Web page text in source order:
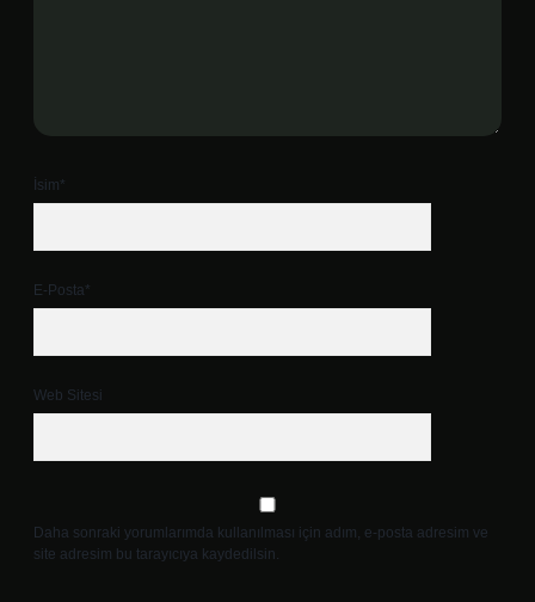
İsim*
E-Posta*
Web Sitesi
Daha sonraki yorumlarımda kullanılması için adım, e-posta adresim ve
site adresim bu tarayıcıya kaydedilsin.